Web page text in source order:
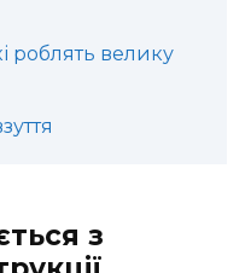
роблять велику
з